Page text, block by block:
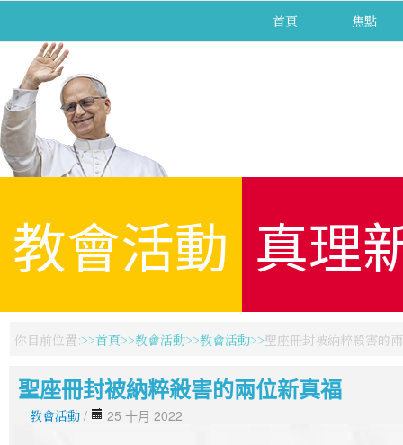
首頁 焦點
教會活動 真理
你目前位置: 首頁 教會活動 教會活動 聖座冊封被納粹殺害的
聖座冊封被納粹殺害的兩位新真福
教會活動 / 25 十月 2022